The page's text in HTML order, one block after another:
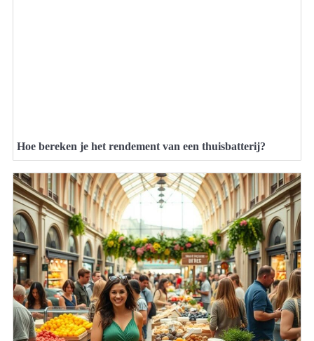
Hoe bereken je het rendement van een thuisbatterij?